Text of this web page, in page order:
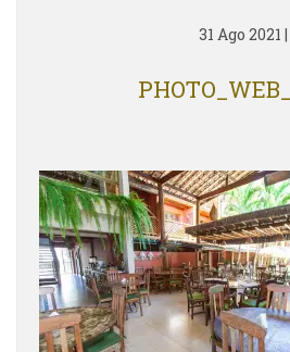
31 Ago 2021 |